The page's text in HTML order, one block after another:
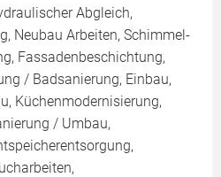
Abgleich,
Neubau Arbeiten, Schimmel-
Fassadenbeschichtung,
/ Badsanierung, Einbau,
Küchenmodernisierung,
/ Umbau,